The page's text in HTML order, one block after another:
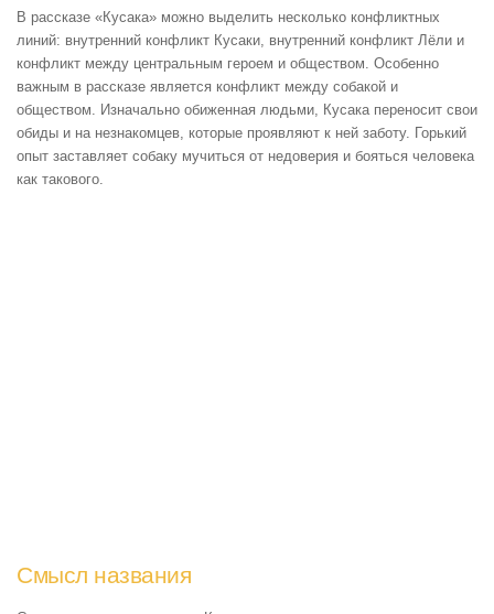
В рассказе «Кусака» можно выделить несколько конфликтных
линий: внутренний конфликт Кусаки, внутренний конфликт Лёли и
конфликт между центральным героем и обществом. Особенно
важным в рассказе является конфликт между собакой и
обществом. Изначально обиженная людьми, Кусака переносит свои
обиды и на незнакомцев, которые проявляют к ней заботу. Горький
опыт заставляет собаку мучиться от недоверия и бояться человека
как такового.
Смысл названия